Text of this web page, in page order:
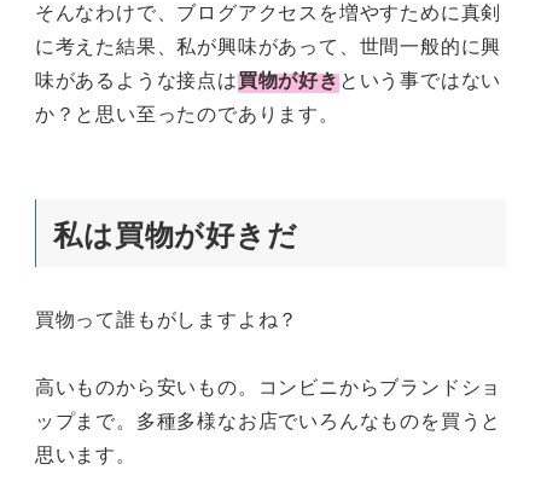
そんなわけで、ブログアクセスを増やすために真剣
に考えた結果、私が興味があって、世間一般的に興
味があるような接点は買物が好きという事ではない
か？と思い至ったのであります。
私は買物が好きだ
買物って誰もがしますよね？
高いものから安いもの。コンビニからブランドショ
ップまで。多種多様なお店でいろんなものを買うと
思います。